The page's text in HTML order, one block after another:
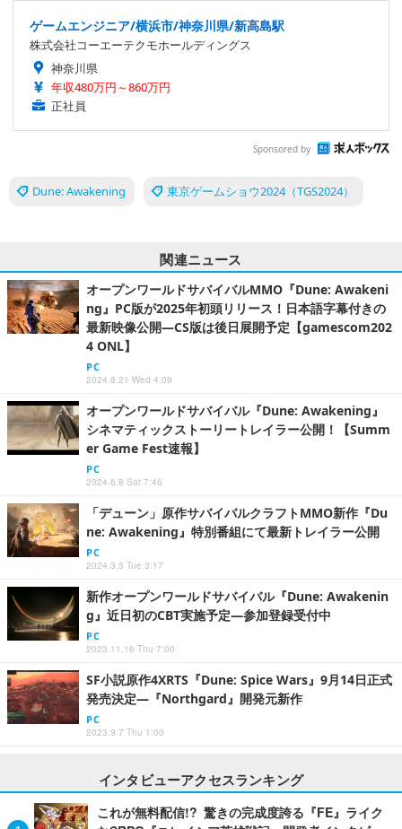
ゲームエンジニア/横浜市/神奈川県/新高島駅
株式会社コーエーテクモホールディングス
神奈川県
年収480万円～860万円
正社員
Sponsored by
Dune: Awakening 東京ゲームショウ2024（TGS2024）
関連ニュース
オープンワールドサバイバルMMO『Dune: Awakeni
ng』PC版が2025年初頭リリース！日本語字幕付きの
最新映像公開―CS版は後日展開予定【gamescom202
4 ONL】
PC
2024.8.21 Wed 4:09
オープンワールドサバイバル『Dune: Awakening』
シネマティックストーリートレイラー公開！【Summ
er Game Fest速報】
PC
2024.6.8 Sat 7:46
「デューン」原作サバイバルクラフトMMO新作『Du
ne: Awakening』特別番組にて最新トレイラー公開
PC
2024.3.5 Tue 3:17
新作オープンワールドサバイバル『Dune: Awakenin
g』近日初のCBT実施予定―参加登録受付中
PC
2023.11.16 Thu 7:00
SF小説原作4XRTS『Dune: Spice Wars』9月14日正式
発売決定―『Northgard』開発元新作
PC
2023.9.7 Thu 1:00
インタビューアクセスランキング
これが無料配信!? 驚きの完成度誇る『FE』ライク